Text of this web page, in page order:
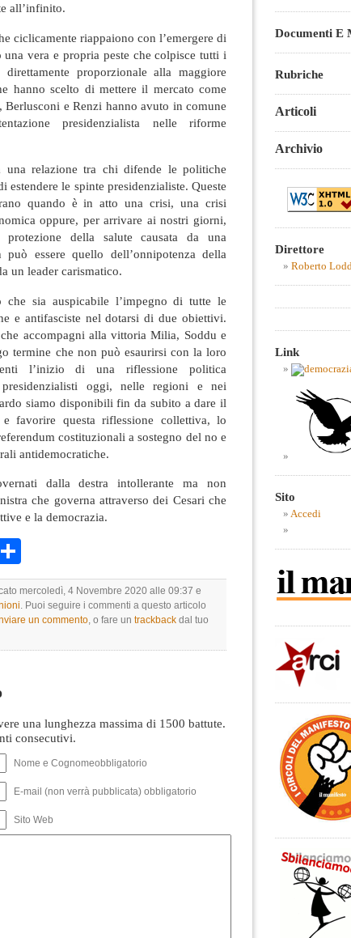
all’infinito.
ciclicamente riappaiono con l’emergere di
una vera e propria peste che colpisce tutti i
proporzionale alla maggiore
hanno scelto di mettere il mercato come
Berlusconi e Renzi hanno avuto in comune
presidenzialista nelle riforme
una relazione tra chi difende le politiche
estendere le spinte presidenzialiste. Queste
quando è in atto una crisi, una crisi
oppure, per arrivare ai nostri giorni,
della salute causata da una
essere quello dell’onnipotenza della
un leader carismatico.
che sia auspicabile l’impegno di tutte le
e antifasciste nel dotarsi di due obiettivi.
accompagni alla vittoria Milia, Soddu e
termine che non può esaurirsi con la loro
l’inizio di una riflessione politica
oggi, nelle regioni e nei
siamo disponibili fin da subito a dare il
favorire questa riflessione collettiva, lo
costituzionali a sostegno del no e
antidemocratiche.
dalla destra intollerante ma non
che governa attraverso dei Cesari che
e la democrazia.
WhatsApp
mercoledì, 4 Novembre 2020 alle 09:37 e
. Puoi seguire i commenti a questo articolo
un commento, o fare un trackback dal tuo
una lunghezza massima di 1500 battute.
consecutivi.
Nome e Cognomeobbligatorio
E-mail (non verrà pubblicata) obbligatorio
Sito Web
Documenti E
Rubriche
Articoli
Archivio
Direttore
Roberto
Link
Sito
Accedi